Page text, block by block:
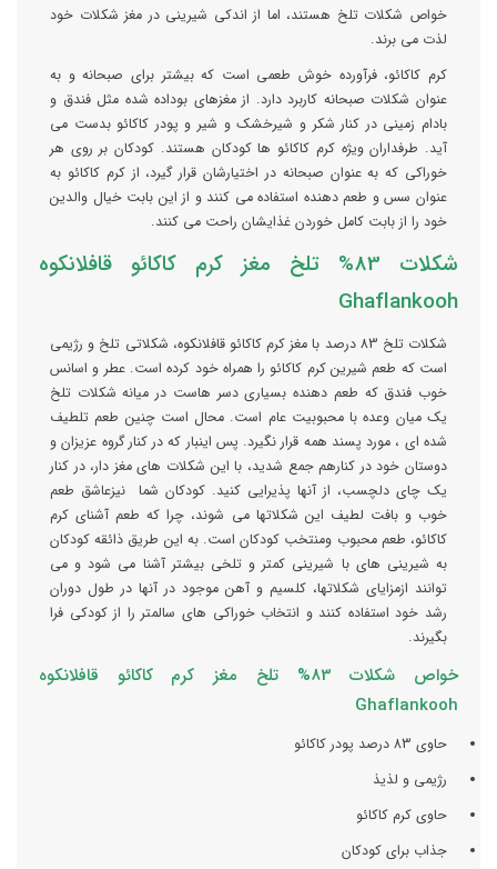
خواص شکلات تلخ هستند، اما از اندکی شیرینی در مغز شکلات خود
لذت می برند.
کرم کاکائو، فرآورده خوش طعمی است که بیشتر برای صبحانه و به
عنوان شکلات صبحانه کاربرد دارد. از مغزهای بوداده شده مثل فندق و
بادام زمینی در کنار شکر و شیرخشک و شیر و پودر کاکائو بدست می
آید. طرفداران ویژه کرم کاکائو ها کودکان هستند. کودکان بر روی هر
خوراکی که به عنوان صبحانه در اختیارشان قرار گیرد، از کرم کاکائو به
عنوان سس و طعم دهنده استفاده می کنند و از این بابت خیال والدین
خود را از بابت کامل خوردن غذایشان راحت می کنند.
شکلات 83% تلخ مغز کرم کاکائو قافلانکوه
Ghaflankooh
شکلات تلخ 83 درصد با مغز کرم کاکائو قافلانکوه، شکلاتی تلخ و رژیمی
است که طعم شیرین کرم کاکائو را همراه خود کرده است. عطر و اسانس
خوب فندق که طعم دهنده بسیاری دسر هاست در میانه شکلات تلخ
یک میان وعده با محبوبیت عام است. محال است چنین طعم تلطیف
شده ای ، مورد پسند همه قرار نگیرد. پس اینبار که در کنار گروه عزیزان و
دوستان خود در کنارهم جمع شدید، با این شکلات های مغز دار، در کنار
یک چای دلچسب، از آنها پذیرایی کنید. کودکان شما نیزعاشق طعم
خوب و بافت لطیف این شکلاتها می شوند، چرا که طعم آشنای کرم
کاکائو، طعم محبوب ومنتخب کودکان است. به این طریق ذائقه کودکان
به شیرینی های با شیرینی کمتر و تلخی بیشتر آشنا می شود و می
توانند ازمزایای شکلاتها، کلسیم و آهن موجود در آنها در طول دوران
رشد خود استفاده کنند و انتخاب خوراکی های سالمتر را از کودکی فرا
بگیرند.
خواص شکلات 83% تلخ مغز کرم کاکائو قافلانکوه
Ghaflankooh
حاوی 83 درصد پودر کاکائو
رژیمی و لذیذ
حاوی کرم کاکائو
جذاب برای کودکان